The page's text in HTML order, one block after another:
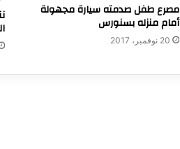
مصرع طفل صدمته سيارة مجهولة
أمام منزله بسنورس
20 نوفمبر، 2017